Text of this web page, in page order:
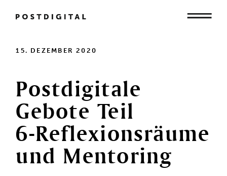
Mensch
Organisation
Gesellschaft
15. DEZEMBER 2020
Postdigitale
Gebote Teil
6-Reflexionsräume
und Mentoring